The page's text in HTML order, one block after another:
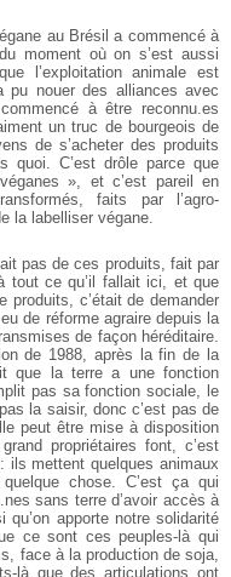
au Brésil a commencé à
moment où on s’est aussi
l’exploitation animale est
nouer des alliances avec
à être reconnu.es
un truc de bourgeois de
de s’acheter des produits
quoi. C’est drôle parce que
», et c’est pareil en
faits par l’agro-
la labelliser végane.
pas de ces produits, fait par
tout ce qu’il fallait ici, et que
produits, c’était de demander
de réforme agraire depuis la
de façon héréditaire.
de 1988, après la fin de la
que la terre a une fonction
pas sa fonction sociale, le
la saisir, donc c’est pas de
peut être mise à disposition
propriétaires font, c’est
ils mettent quelques animaux
chose. C’est ça qui
sans terre d’avoir accès à
apporte notre solidarité
ce sont ces peuples-là qui
face à la production de soja,
là que des articulations ont